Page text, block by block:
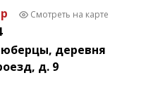
Смотреть на карте
деревня
д. 9